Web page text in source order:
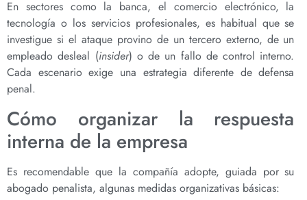
En sectores como la banca, el comercio electrónico, la
tecnología o los servicios profesionales, es habitual que se
investigue si el ataque provino de un tercero externo, de un
empleado desleal (insider) o de un fallo de control interno.
Cada escenario exige una estrategia diferente de defensa
penal.
Cómo organizar la respuesta
interna de la empresa
Es recomendable que la compañía adopte, guiada por su
abogado penalista, algunas medidas organizativas básicas: